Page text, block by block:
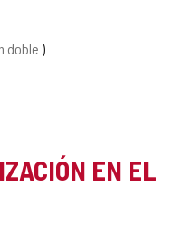
doble
EN EL